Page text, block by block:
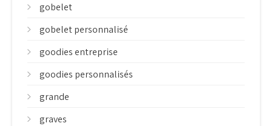
gobelet
gobelet personnalisé
goodies entreprise
goodies personnalisés
grande
graves